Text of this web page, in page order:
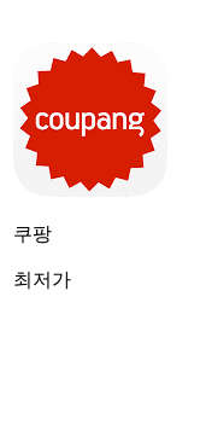
쿠팡
최저가